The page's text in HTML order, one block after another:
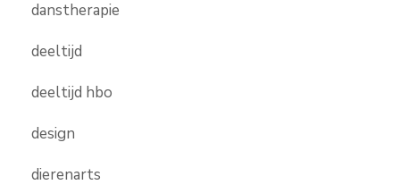
danstherapie
deeltijd
deeltijd hbo
design
dierenarts